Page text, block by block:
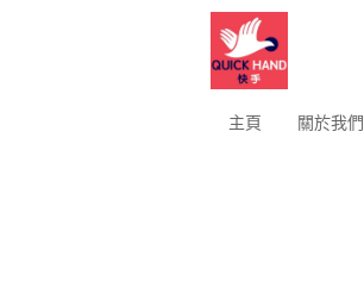
主頁 關於我們